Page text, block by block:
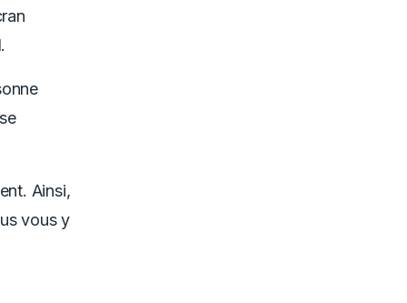
Ainsi,
vous y